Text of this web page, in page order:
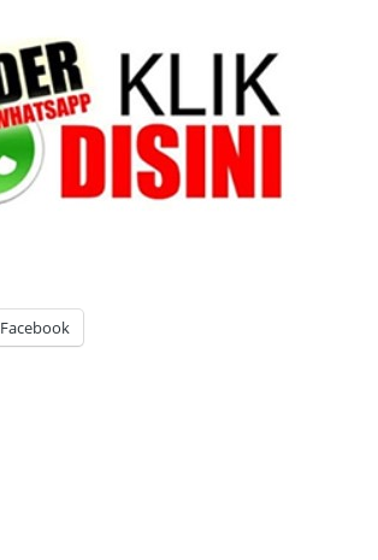
Facebook